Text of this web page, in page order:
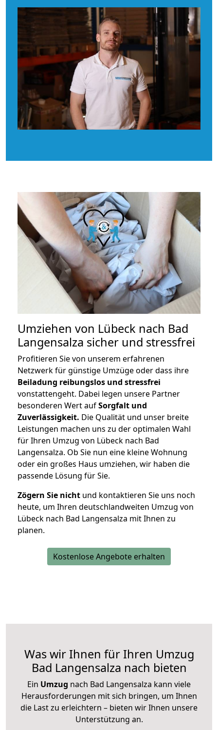
Umziehen von Lübeck nach Bad
Langensalza sicher und stressfrei
Profitieren Sie von unserem erfahrenen
Netzwerk für günstige Umzüge oder dass ihre
Beiladung reibungslos und stressfrei
vonstattengeht. Dabei legen unsere Partner
besonderen Wert aufSorgfalt und
Zuverlässigkeit. Die Qualität und unser breite
Leistungen machen uns zu der optimalen Wahl
für Ihren Umzug von Lübeck nach Bad
Langensalza. Ob Sie nun eine kleine Wohnung
oder ein großes Haus umziehen, wir haben die
passende Lösung für Sie.
Zögern Sie nicht und kontaktieren Sie uns noch
heute, um Ihren deutschlandweiten Umzug von
Lübeck nach Bad Langensalza mit Ihnen zu
planen.
Kostenlose Angebote erhalten
Was wir Ihnen für Ihren Umzug
Bad Langensalza nach bieten
Ein Umzug nach Bad Langensalza kann viele
Herausforderungen mit sich bringen, um Ihnen
die Last zu erleichtern – bieten wir Ihnen unsere
Unterstützung an.